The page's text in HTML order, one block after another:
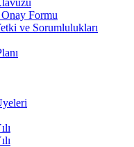
Formu
ve Sorumlulukları